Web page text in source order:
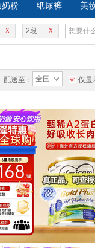
奶粉 纸尿裤 美
X X
2段
配送至： 全国 仅显